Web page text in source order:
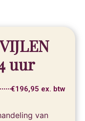
uur
€196,95 ex. btw
van